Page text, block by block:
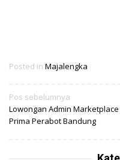
Posted in Majalengka
Navigasi
pos
Pos sebelumnya
Lowongan Admin Marketplace
Prima Perabot Bandung